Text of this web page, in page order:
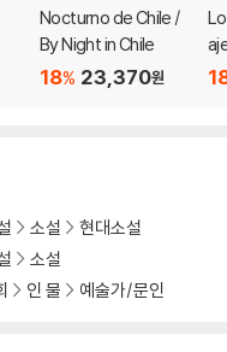
the searchers
where over the course of
disappeared.
overachievers of the
Musil, Joyce,
who push the novel far
to encompass an entire
and stylistic verve to
summation of their
Nocturno de Chile /
By Night in Chile
23,370원
18%
소설
현대소설
소설
인 물 예술가/문인